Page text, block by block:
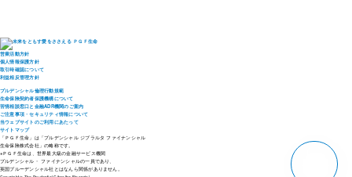
営業活動方針
個人情報保護方針
取引時確認について
利益相反管理方針
プルデンシャル倫理行動規範
生命保険契約者保護機構について
苦情相談窓口と金融ADR機関のご案内
ご注意事項・セキュリティ情報について
当ウェブサイトのご利用にあたって
サイトマップ
「ＰＧＦ生命」は「プルデンシャル ジブラルタ ファイナンシャル
生命保険株式会社」の略称です。
※ＰＧＦ生命は、世界最大級の金融サービス機関
プルデンシャル・ ファイナンシャルの一員であり、
英国プルーデンシャル社とはなんら関係がありません。
pagetop